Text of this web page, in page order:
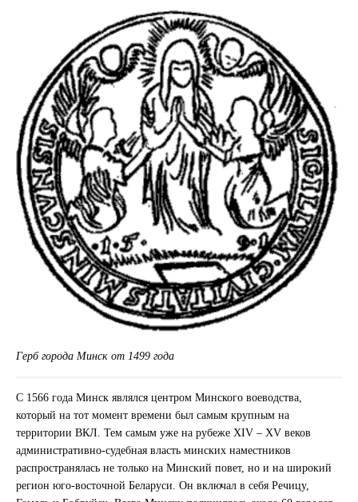
Герб города Минск от 1499 года
С 1566 года Минск являлся центром Минского воеводства,
который на тот момент времени был самым крупным на
территории ВКЛ. Тем самым уже на рубеже XIV – XV веков
административно-судебная власть минских наместников
распространялась не только на Минский повет, но и на широкий
регион юго-восточной Беларуси. Он включал в себя Речицу,